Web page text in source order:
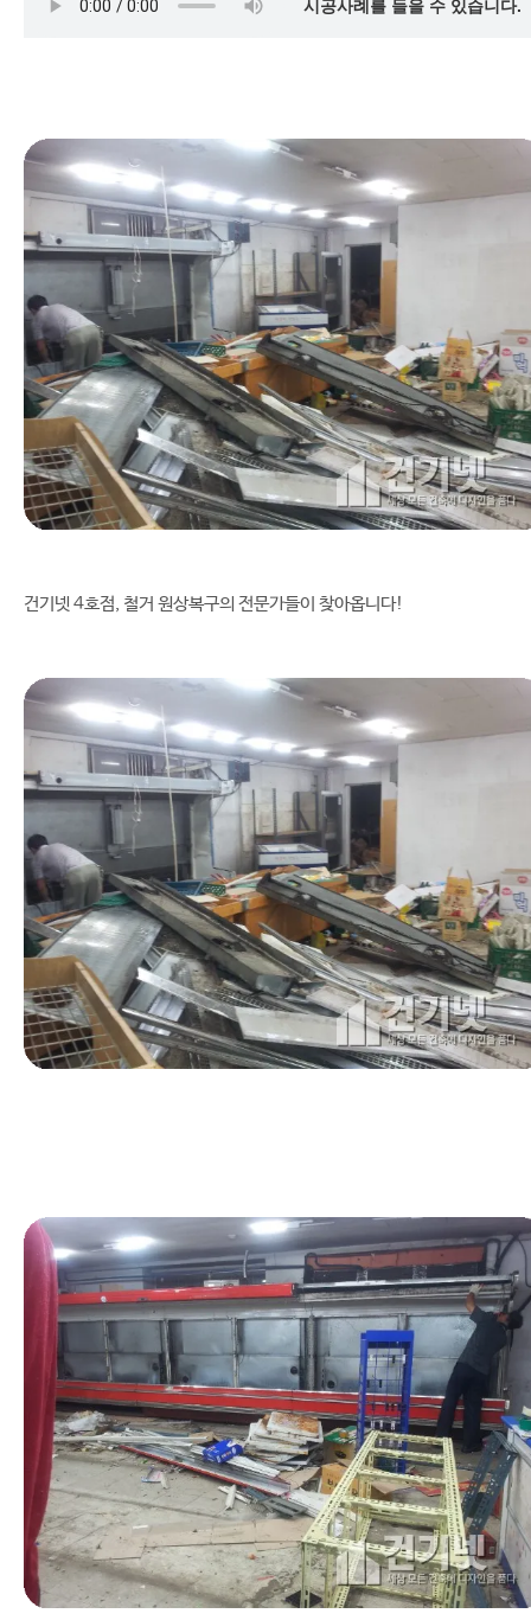
시공사례를 들을 수 있습니다.
건기넷 4호점, 철거 원상복구의 전문가들이 찾아옵니다!